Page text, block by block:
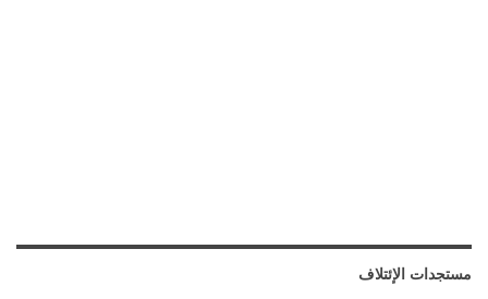
مستجدات الإئتلاف